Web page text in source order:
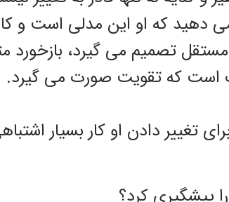
دهید که او این مدلی است و
تصمیم می گیرد، بازخورد
است که تقویت صورت می گیرد.
تغییر دادن او کار بسیار
پیشگیری کرد؟